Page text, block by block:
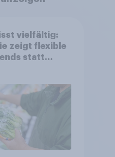
vielfältig:
zeigt flexible
statt